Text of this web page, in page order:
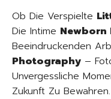
Ob Die Verspielte
Die Intime
Beeindruckenden
Photography –
Unvergessliche
Zukunft Zu Bewahren.